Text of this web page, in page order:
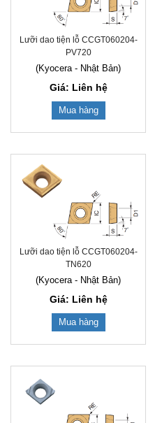
Lưỡi dao tiện lỗ CCGT060204-
PV720
(Kyocera - Nhật Bản)
Giá: Liên hệ
Mua hàng
Lưỡi dao tiện lỗ CCGT060204-
TN620
(Kyocera - Nhật Bản)
Giá: Liên hệ
Mua hàng